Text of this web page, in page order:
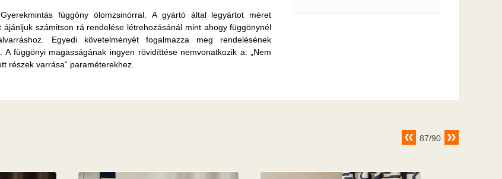
függöny ólomzsinórral. A gyártó által legyártot méret
ájánljuk számitson rá rendelése létrehozásánál mint ahogy függönynél
Egyedi követelményét fogalmazza meg rendelésének
A függönyi magasságának ingyen rövidíttése nemvonatkozik a: „Nem
részek varrása“ paraméterekhez.
87/90